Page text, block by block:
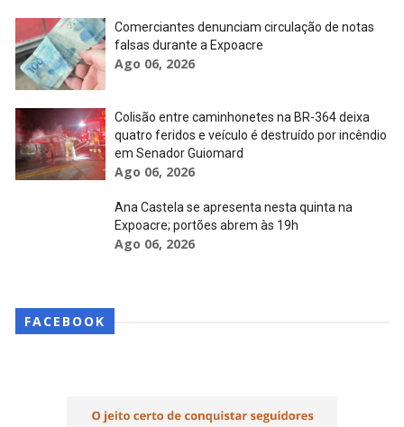
Comerciantes denunciam circulação de notas
falsas durante a Expoacre
Ago 06, 2026
Colisão entre caminhonetes na BR-364 deixa
quatro feridos e veículo é destruído por incêndio
em Senador Guiomard
Ago 06, 2026
Ana Castela se apresenta nesta quinta na
Expoacre; portões abrem às 19h
Ago 06, 2026
FACEBOOK